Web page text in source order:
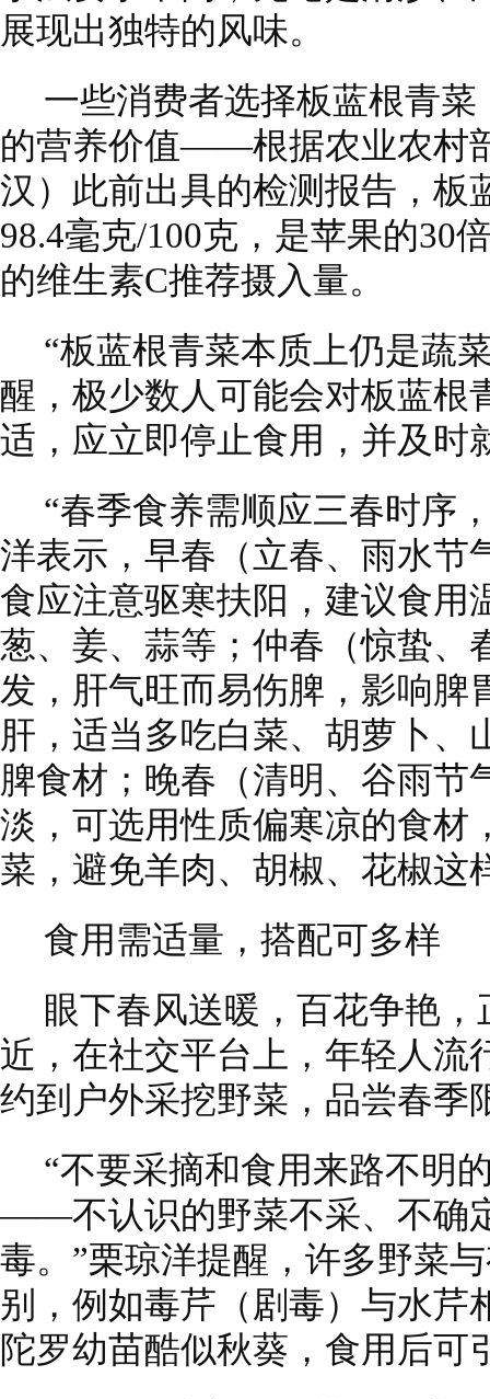
展现出独特的风味。
一些消费者选择板蓝根青
的营养价值——根据农业农村
汉）此前出具的检测报告，板
98.4毫克/100克，是苹果的30
的维生素C推荐摄入量。
“板蓝根青菜本质上仍是蔬
醒，极少数人可能会对板蓝根
适，应立即停止食用，并及时
“春季食养需顺应三春时序
洋表示，早春（立春、雨水节
食应注意驱寒扶阳，建议食用
葱、姜、蒜等；仲春（惊蛰、
发，肝气旺而易伤脾，影响脾
肝，适当多吃白菜、胡萝卜、
脾食材；晚春（清明、谷雨节
淡，可选用性质偏寒凉的食材
菜，避免羊肉、胡椒、花椒这
食用需适量，搭配可多样
眼下春风送暖，百花争艳
近，在社交平台上，年轻人
约到户外采挖野菜，品尝春季
“不要采摘和食用来路不明
——不认识的野菜不采、不确
毒。”栗琼洋提醒，许多野菜
别，例如毒芹（剧毒）与水芹
陀罗幼苗酷似秋葵，食用后可